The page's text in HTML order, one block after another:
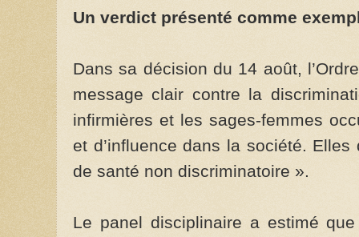
Un verdict présenté comme
Dans sa décision du 14 août,
message clair contre la
infirmières et les sages-femmes
et d’influence dans la société.
de santé non discriminatoire ».
Le panel disciplinaire a estimé